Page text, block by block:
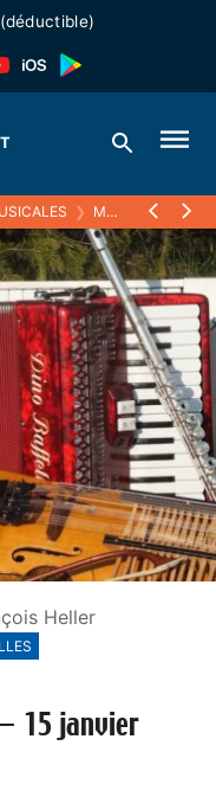
(déductible)
❯ MUSISTOIRES
Heller
15 janvier